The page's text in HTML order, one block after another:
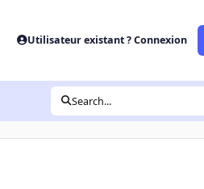
Utilisateur existant ? Connexion
Search...